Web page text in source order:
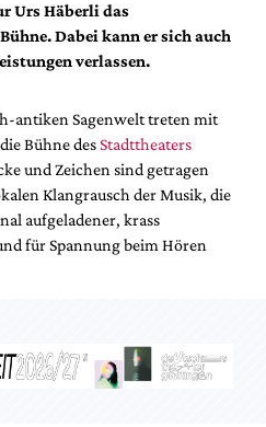
Urs Häberli das
Dabei kann er sich auch
verlassen.
antiken Sagenwelt treten mit
Bühne desStadttheaters
und Zeichen sind getragen
Klangrausch der Musik, die
aufgeladener, krass
für Spannung beim Hören